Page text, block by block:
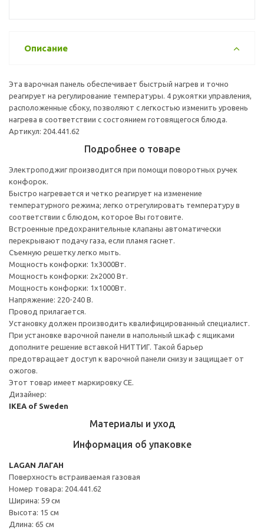
Описание
Эта варочная панель обеспечивает быстрый нагрев и точно
реагирует на регулирование температуры. 4 рукоятки управления,
расположенные сбоку, позволяют с легкостью изменить уровень
нагрева в соответствии с состоянием готовящегося блюда.
Артикул: 204.441.62
Подробнее о товаре
Электроподжиг производится при помощи поворотных ручек
конфорок.
Быстро нагревается и четко реагирует на изменение
температурного режима; легко отрегулировать температуру в
соответствии с блюдом, которое Вы готовите.
Встроенные предохранительные клапаны автоматически
перекрывают подачу газа, если пламя гаснет.
Съемную решетку легко мыть.
Мощность конфорки: 1х3000Вт.
Мощность конфорки: 2х2000 Вт.
Мощность конфорки: 1х1000Вт.
Напряжение: 220-240 В.
Провод прилагается.
Установку должен производить квалифицированный специалист.
При установке варочной панели в напольный шкаф с ящиками
дополните решение вставкой НИТТИГ. Такой барьер
предотвращает доступ к варочной панели снизу и защищает от
ожогов.
Этот товар имеет маркировку CE.
Дизайнер:
IKEA of Sweden
Материалы и уход
Информация об упаковке
LAGAN ЛАГАН
Поверхность встраиваемая газовая
Номер товара: 204.441.62
Ширина: 59 см
Высота: 15 см
Длина: 65 см